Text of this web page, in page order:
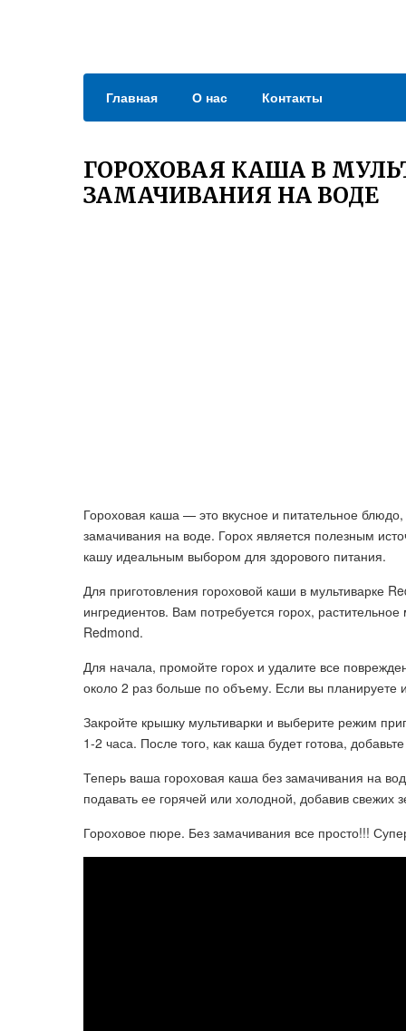
Главная О нас Контакты
ГОРОХОВАЯ КАША В
ЗАМАЧИВАНИЯ НА ВОДЕ
Гороховая каша — это вкусное и питательное
замачивания на воде. Горох является полезным
кашу идеальным выбором для здорового питания.
Для приготовления гороховой каши в мультиварке
ингредиентов. Вам потребуется горох,
Redmond.
Для начала, промойте горох и удалите все
около 2 раз больше по объему. Если вы планируете
Закройте крышку мультиварки и выберите режим
1-2 часа. После того, как каша будет готова,
Теперь ваша гороховая каша без замачивания на
подавать ее горячей или холодной, добавив свежих
Гороховое пюре. Без замачивания все просто!!!